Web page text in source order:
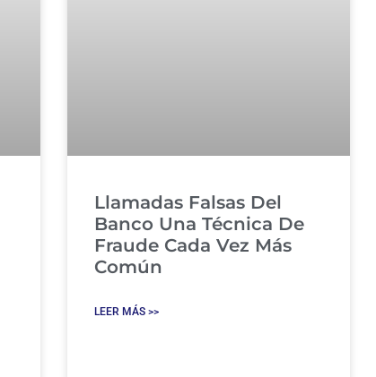
Llamadas Falsas Del
Banco Una Técnica De
Fraude Cada Vez Más
Común
LEER MÁS >>